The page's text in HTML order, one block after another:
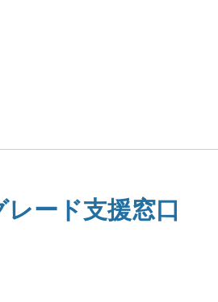
ード支援窓口